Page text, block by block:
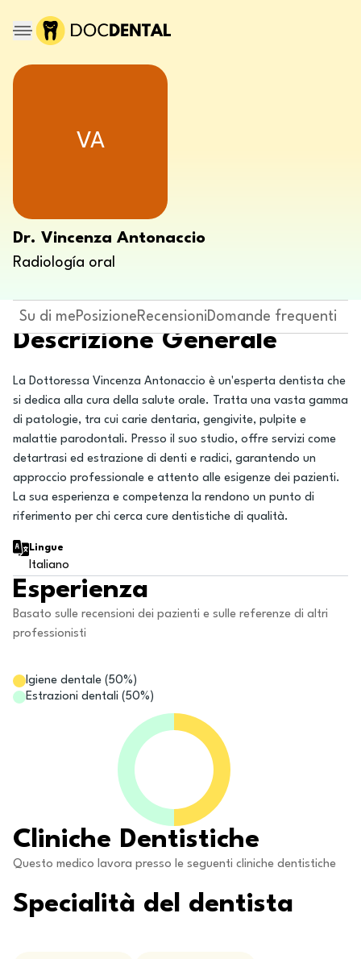
VA
Dr. Vincenza Antonaccio
Radiología oral
Su di mePosizioneRecensioniDomande frequenti
Descrizione Generale
La Dottoressa Vincenza Antonaccio è un'esperta dentista che
si dedica alla cura della salute orale. Tratta una vasta gamma
di patologie, tra cui carie dentaria, gengivite, pulpite e
malattie parodontali. Presso il suo studio, offre servizi come
detartrasi ed estrazione di denti e radici, garantendo un
approccio professionale e attento alle esigenze dei pazienti.
La sua esperienza e competenza la rendono un punto di
riferimento per chi cerca cure dentistiche di qualità.
Lingue
Italiano
Esperienza
Basato sulle recensioni dei pazienti e sulle referenze di altri
professionisti
Igiene dentale (50%)
Estrazioni dentali (50%)
Cliniche Dentistiche
Questo medico lavora presso le seguenti cliniche dentistiche
Specialità del dentista